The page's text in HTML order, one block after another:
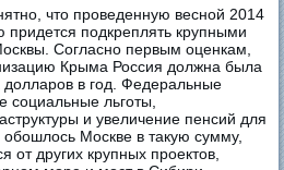
что проведенную весной 2014
придется подкреплять крупными
Согласно первым оценкам,
Крыма Россия должна была
долларов в год. Федеральные
социальные льготы,
и увеличение пенсий для
Москве в такую сумму,
от других крупных проектов,